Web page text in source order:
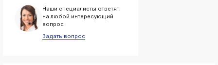
k
ksldkfjsdlfkjsls;ldfkgjsdl;kfkфыва
k
Наши специалисты ответят
на любой интересующий
вопрос
Задать вопрос